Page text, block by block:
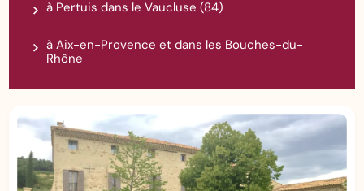
à Pertuis dans le Vaucluse (84)
à Aix-en-Provence et dans les Bouches-du-
Rhône